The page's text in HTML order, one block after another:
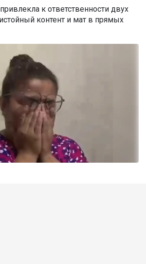
к ответственности двух
контент и мат в прямых